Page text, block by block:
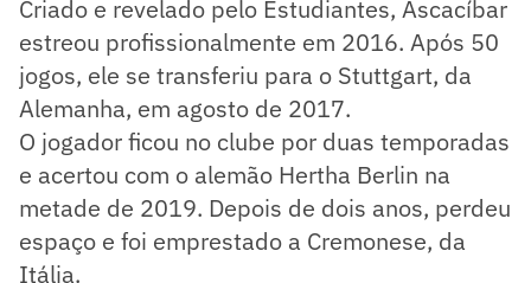
Criado e revelado pelo Estudiantes, Ascacíbar
estreou profissionalmente em 2016. Após 50
jogos, ele se transferiu para o Stuttgart, da
Alemanha, em agosto de 2017.
O jogador ficou no clube por duas temporadas
e acertou com o alemão Hertha Berlin na
metade de 2019. Depois de dois anos, perdeu
espaço e foi emprestado a Cremonese, da
Itália.